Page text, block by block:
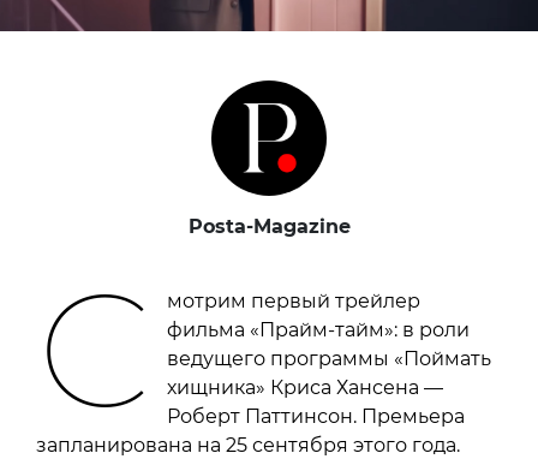
Posta-Magazine
С
мотрим первый трейлер
фильма «Прайм-тайм»: в роли
ведущего программы «Поймать
хищника» Криса Хансена —
Роберт Паттинсон. Премьера
запланирована на 25 сентября этого года.